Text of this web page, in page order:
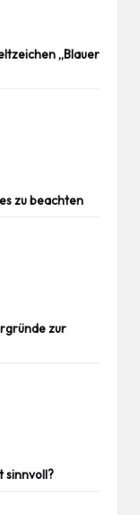
„Blauer
zu beachten
zur
sinnvoll?